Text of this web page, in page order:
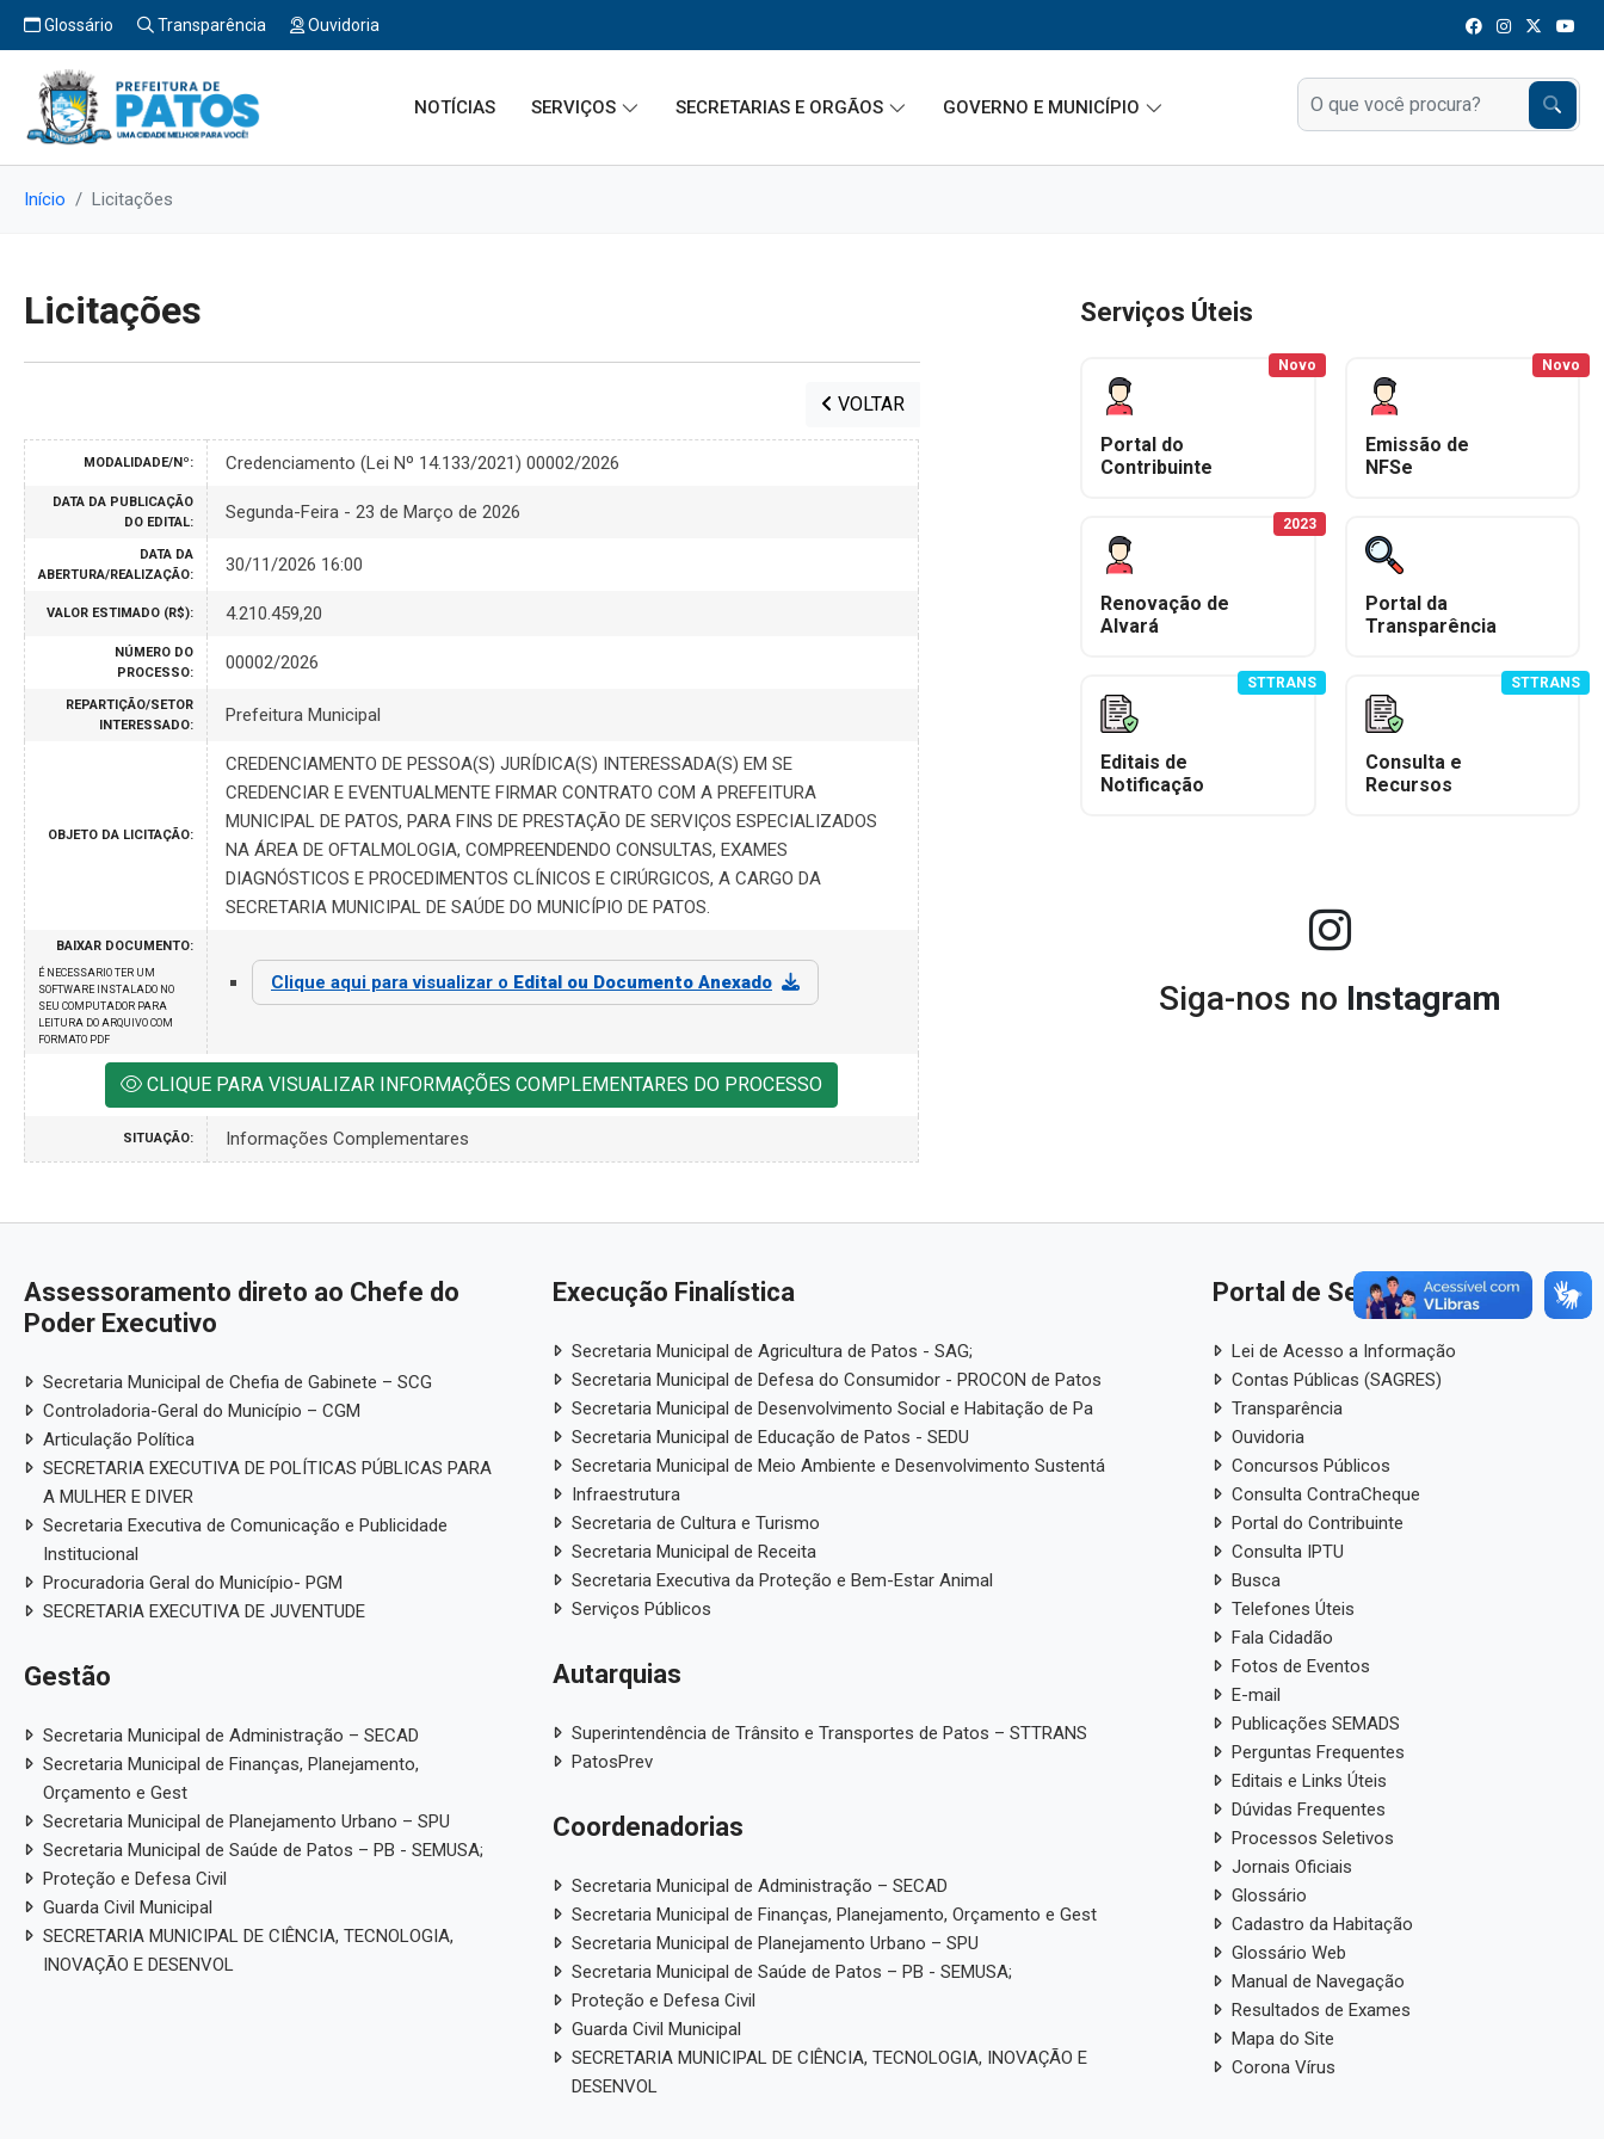
Glossário Transparência Ouvidoria
NOTÍCIAS SERVIÇOS SECRETARIAS E ORGÃOS GOVERNO E MUNICÍPIO
Início Licitações
Licitações
VOLTAR
MODALIDADE/Nº: Credenciamento (Lei Nº 14.133/2021) 00002/2026
DATA DA PUBLICAÇÃO
DO EDITAL:
Segunda-Feira - 23 de Março de 2026
DATA DA
ABERTURA/REALIZAÇÃO:
30/11/2026 16:00
VALOR ESTIMADO (R$): 4.210.459,20
NÚMERO DO
PROCESSO:
00002/2026
REPARTIÇÃO/SETOR
INTERESSADO:
Prefeitura Municipal
OBJETO DA LICITAÇÃO:
CREDENCIAMENTO DE PESSOA(S) JURÍDICA(S) INTERESSADA(S) EM SE
CREDENCIAR E EVENTUALMENTE FIRMAR CONTRATO COM A PREFEITURA
MUNICIPAL DE PATOS, PARA FINS DE PRESTAÇÃO DE SERVIÇOS ESPECIALIZADOS
NA ÁREA DE OFTALMOLOGIA, COMPREENDENDO CONSULTAS, EXAMES
DIAGNÓSTICOS E PROCEDIMENTOS CLÍNICOS E CIRÚRGICOS, A CARGO DA
SECRETARIA MUNICIPAL DE SAÚDE DO MUNICÍPIO DE PATOS.
BAIXAR DOCUMENTO:
É NECESSARIO TER UM
SOFTWARE INSTALADO NO
SEU COMPUTADOR PARA
LEITURA DO ARQUIVO COM
FORMATO PDF
Clique aqui para visualizar o Edital ou Documento Anexado
CLIQUE PARA VISUALIZAR INFORMAÇÕES COMPLEMENTARES DO PROCESSO
SITUAÇÃO: Informações Complementares
Serviços Úteis
Portal do
Contribuinte
Novo
Emissão de
NFSe
Novo
Renovação de
Alvará
2023
Portal da
Transparência
Editais de
Notificação
STTRANS
Consulta e
Recursos
STTRANS
Siga-nos no Instagram
Assessoramento direto ao Chefe do
Poder Executivo
Secretaria Municipal de Chefia de Gabinete – SCG
Controladoria-Geral do Município – CGM
Articulação Política
SECRETARIA EXECUTIVA DE POLÍTICAS PÚBLICAS PARA
A MULHER E DIVER
Secretaria Executiva de Comunicação e Publicidade
Institucional
Procuradoria Geral do Município- PGM
SECRETARIA EXECUTIVA DE JUVENTUDE
Gestão
Secretaria Municipal de Administração – SECAD
Secretaria Municipal de Finanças, Planejamento,
Orçamento e Gest
Secretaria Municipal de Planejamento Urbano – SPU
Secretaria Municipal de Saúde de Patos – PB - SEMUSA;
Proteção e Defesa Civil
Guarda Civil Municipal
SECRETARIA MUNICIPAL DE CIÊNCIA, TECNOLOGIA,
INOVAÇÃO E DESENVOL
Execução Finalística
Secretaria Municipal de Agricultura de Patos - SAG;
Secretaria Municipal de Defesa do Consumidor - PROCON de Patos
Secretaria Municipal de Desenvolvimento Social e Habitação de Pa
Secretaria Municipal de Educação de Patos - SEDU
Secretaria Municipal de Meio Ambiente e Desenvolvimento Sustentá
Infraestrutura
Secretaria de Cultura e Turismo
Secretaria Municipal de Receita
Secretaria Executiva da Proteção e Bem-Estar Animal
Serviços Públicos
Autarquias
Superintendência de Trânsito e Transportes de Patos – STTRANS
PatosPrev
Coordenadorias
Secretaria Municipal de Administração – SECAD
Secretaria Municipal de Finanças, Planejamento, Orçamento e Gest
Secretaria Municipal de Planejamento Urbano – SPU
Secretaria Municipal de Saúde de Patos – PB - SEMUSA;
Proteção e Defesa Civil
Guarda Civil Municipal
SECRETARIA MUNICIPAL DE CIÊNCIA, TECNOLOGIA, INOVAÇÃO E
DESENVOL
Portal de Serviços
Lei de Acesso a Informação
Contas Públicas (SAGRES)
Transparência
Ouvidoria
Concursos Públicos
Consulta ContraCheque
Portal do Contribuinte
Consulta IPTU
Busca
Telefones Úteis
Fala Cidadão
Fotos de Eventos
E-mail
Publicações SEMADS
Perguntas Frequentes
Editais e Links Úteis
Dúvidas Frequentes
Processos Seletivos
Jornais Oficiais
Glossário
Cadastro da Habitação
Glossário Web
Manual de Navegação
Resultados de Exames
Mapa do Site
Corona Vírus